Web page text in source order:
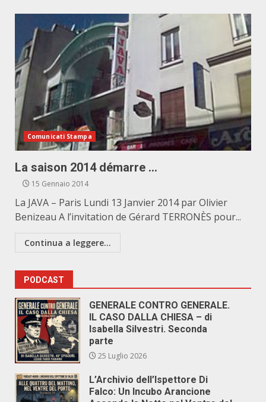
Comunicati Stampa
La saison 2014 démarre …
15 Gennaio 2014
La JAVA – Paris Lundi 13 Janvier 2014 par Olivier
Benizeau A l’invitation de Gérard TERRONÈS pour...
Continua a leggere...
PODCAST
GENERALE CONTRO GENERALE.
IL CASO DALLA CHIESA – di
Isabella Silvestri. Seconda
parte
25 Luglio 2026
L’Archivio dell’Ispettore Di
Falco: Un Incubo Arancione